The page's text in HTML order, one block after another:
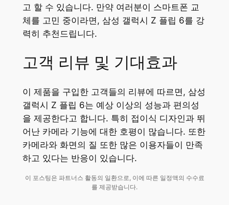
고 할 수 있습니다. 만약 여러분이 스마트폰 교
체를 고민 중이라면, 삼성 갤럭시 Z 플립 6를 강
력히 추천드립니다.
고객 리뷰 및 기대효과
이 제품을 구입한 고객들의 리뷰에 따르면, 삼성
갤럭시 Z 플립 6는 예상 이상의 성능과 편의성
을 제공한다고 합니다. 특히 접이식 디자인과 뛰
어난 카메라 기능에 대한 호평이 많습니다. 또한
카메라와 화면의 질 또한 많은 이용자들이 만족
하고 있다는 반응이 있습니다.
이 포스팅은 파트너스 활동의 일환으로, 이에 따른 일정액의 수수료
를 제공받습니다.